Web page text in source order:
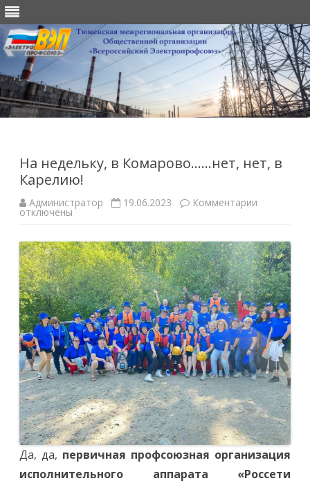
На недельку, в Комарово……нет, нет, в
Карелию!
Администратор 19.06.2023 Комментарии
в
нет,
нет,
в
Карелию!
отключены
Да, да, первичная профсоюзная организация
исполнительного аппарата «Россети